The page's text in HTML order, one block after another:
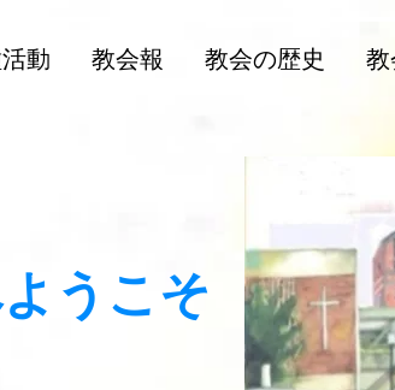
動 教会報 教会の歴史
う こそ